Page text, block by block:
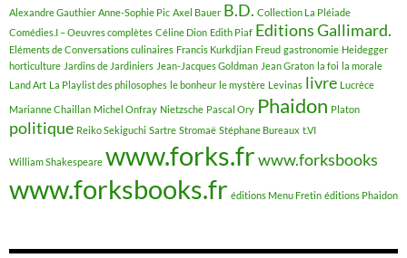
Alexandre Gauthier Anne-Sophie Pic Axel Bauer B.D. Collection La Pléiade
Comédies.I – Oeuvres complètes Céline Dion Edith Piaf Editions Gallimard.
Eléments de Conversations culinaires Francis Kurkdjian Freud gastronomie Heidegger
horticulture Jardins de Jardiniers Jean-Jacques Goldman Jean Graton la foi la morale
Land Art La Playlist des philosophes le bonheur le mystère Levinas livre Lucrèce
Marianne Chaillan Michel Onfray Nietzsche Pascal Ory Phaidon Platon
politique Reiko Sekiguchi Sartre Stromaë Stéphane Bureaux t.VI
William Shakespeare www.forks.frwww.forksbooks
www.forksbooks.fr éditions Menu Fretin éditions Phaidon